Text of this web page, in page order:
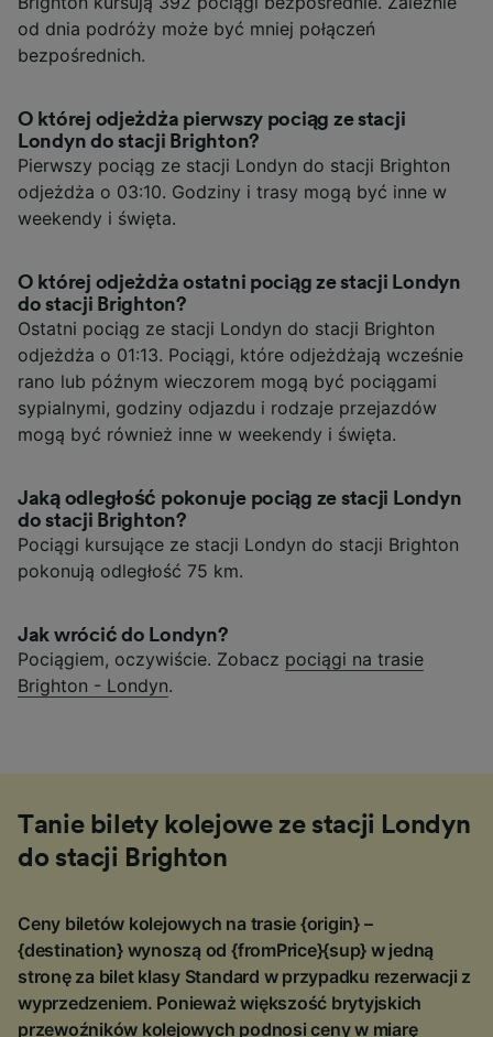
od dnia podróży może być mniej połączeń
bezpośrednich.
O której odjeżdża pierwszy pociąg ze stacji
Londyn do stacji Brighton?
Pierwszy pociąg ze stacji Londyn do stacji Brighton
odjeżdża o 03:10. Godziny i trasy mogą być inne w
weekendy i święta.
O której odjeżdża ostatni pociąg ze stacji Londyn
do stacji Brighton?
Ostatni pociąg ze stacji Londyn do stacji Brighton
odjeżdża o 01:13. Pociągi, które odjeżdżają wcześnie
rano lub późnym wieczorem mogą być pociągami
sypialnymi, godziny odjazdu i rodzaje przejazdów
mogą być również inne w weekendy i święta.
Jaką odległość pokonuje pociąg ze stacji Londyn
do stacji Brighton?
Pociągi kursujące ze stacji Londyn do stacji Brighton
pokonują odległość 75 km.
Jak wrócić do Londyn?
Pociągiem, oczywiście. Zobacz pociągi na trasie
Brighton - Londyn.
Tanie bilety kolejowe ze stacji Londyn
do stacji Brighton
Ceny biletów kolejowych na trasie {origin} –
{destination} wynoszą od {fromPrice}{sup} w jedną
stronę za bilet klasy Standard w przypadku rezerwacji z
wyprzedzeniem. Ponieważ większość brytyjskich
przewoźników kolejowych podnosi ceny w miarę